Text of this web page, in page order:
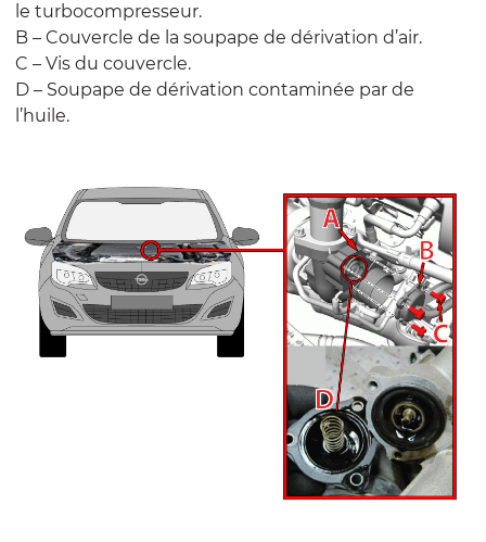
le turbocompresseur.
B – Couvercle de la soupape de dérivation d’air.
C – Vis du couvercle.
D – Soupape de dérivation contaminée par de
l’huile.